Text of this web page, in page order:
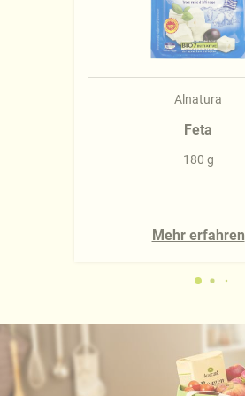
Alnatura
Feta
180 g
Mehr erfahren